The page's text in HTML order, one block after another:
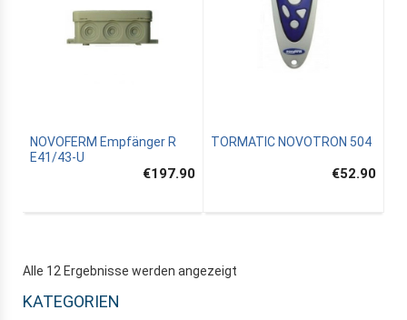
NOVOFERM Empfänger R
E41/43-U
€197.90
TORMATIC NOVOTRON 504
€52.90
Alle 12 Ergebnisse werden angezeigt
KATEGORIEN